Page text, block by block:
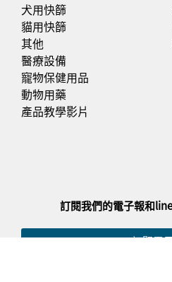
犬用快篩
貓用快篩
其他
醫療設備
寵物保健用品
動物用藥
產品教學影片
訂閱我們的電子報和
訂閱電